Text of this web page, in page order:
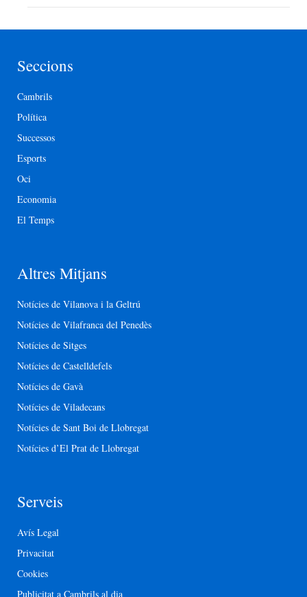
Seccions
Cambrils
Política
Successos
Esports
Oci
Economia
El Temps
Altres Mitjans
Notícies de Vilanova i la Geltrú
Notícies de Vilafranca del Penedès
Notícies de Sitges
Notícies de Castelldefels
Notícies de Gavà
Notícies de Viladecans
Notícies de Sant Boi de Llobregat
Notícies d’El Prat de Llobregat
Serveis
Avís Legal
Privacitat
Cookies
Publicitat a Cambrils al dia